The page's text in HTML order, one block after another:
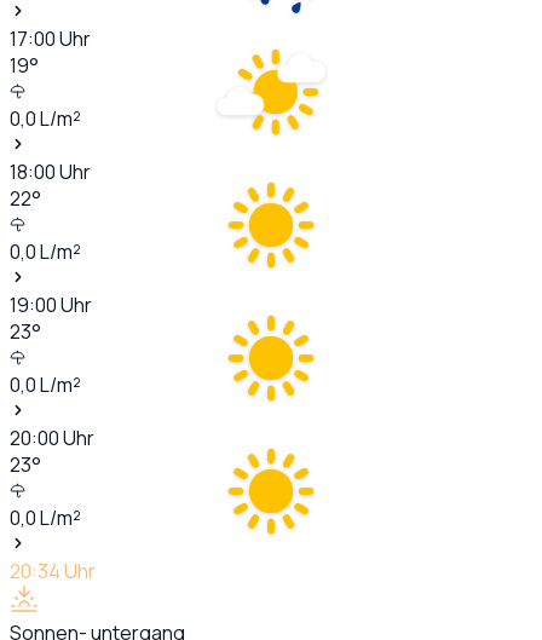
17:00Uhr
19°
0,0L/m²
18:00Uhr
22°
0,0L/m²
19:00Uhr
23°
0,0L/m²
20:00Uhr
23°
0,0L/m²
20:34Uhr
Sonnen- untergang